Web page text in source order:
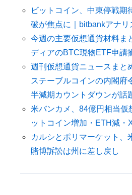
ビットコイン、中東停戦期
破が焦点に｜bitbankアナリ
今週の主要仮想通貨材料ま
ディアのBTC現物ETF申請
週刊仮想通貨ニュースまと
ステーブルコインの内閣府
半減期カウントダウンが話
米バンカメ、84億円相当
ットコイン増加・ETH減・
カルシとポリマーケット
賭博訴訟は州に差し戻し